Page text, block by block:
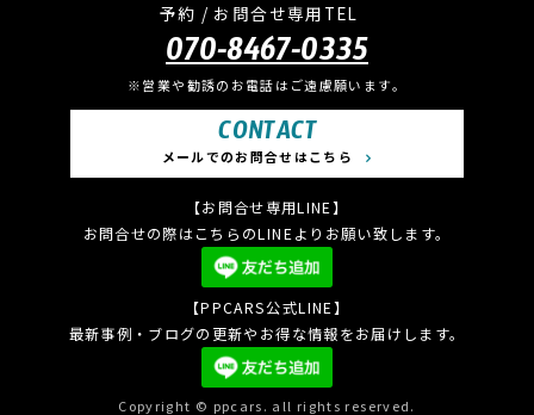
予約 / お問合せ専用TEL
070-8467-0335
※営業や勧誘のお電話はご遠慮願います。
CONTACT
メールでのお問合せはこちら
【お問合せ専用LINE】
お問合せの際はこちらのLINEよりお願い致します。
【PPCARS公式LINE】
最新事例・ブログの更新やお得な情報をお届けします。
Copyright © ppcars. all rights reserved.